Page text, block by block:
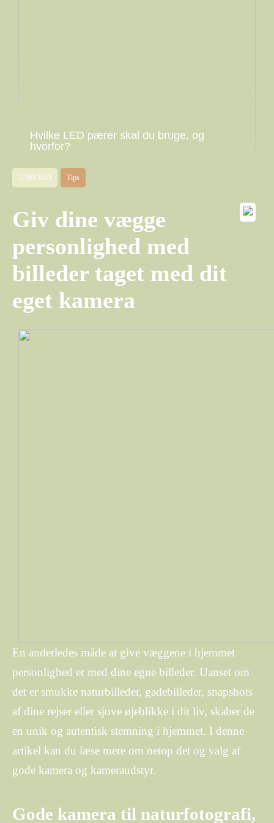
Hvilke LED pærer skal du bruge, og
hvorfor?
27/09/2023 Tips
Giv dine vægge
personlighed med
billeder taget med dit
eget kamera
En anderledes måde at give væggene i hjemmet
personlighed er med dine egne billeder. Uanset om
det er smukke naturbilleder, gadebilleder, snapshots
af dine rejser eller sjove øjeblikke i dit liv, skaber de
en unik og autentisk stemning i hjemmet. I denne
artikel kan du læse mere om netop det og valg af
gode kamera og kameraudstyr.
Gode kamera til naturfotografi,